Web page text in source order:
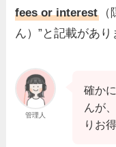
fees or interest
ん）”と記載があり
管理人
確か
んが
りお